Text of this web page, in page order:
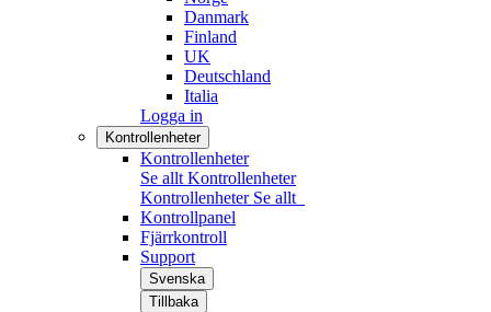
Danmark
Finland
UK
Deutschland
Italia
Logga in
Kontrollenheter
Kontrollenheter
Se allt Kontrollenheter
Kontrollenheter Se allt
Kontrollpanel
Fjärrkontroll
Support
Svenska
Tillbaka